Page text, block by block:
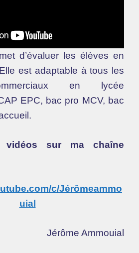
d’évaluer les élèves en
est adaptable à tous les
en lycée
EPC, bac pro MCV, bac
sur ma chaîne
c/Jérômeammo
uial
Jérôme Ammouial